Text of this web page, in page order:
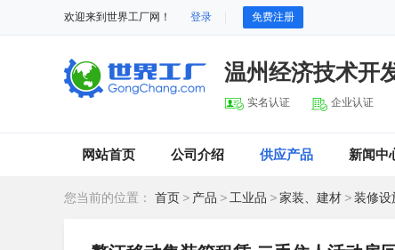
欢迎来到世界工厂网！ 登录 免费注册
温州经济技术开
实名认证 企业认证
网站首页 公司介绍 供应产品 新闻中
您当前的位置： 首页 > 产品 > 工业品 >家装、建材 >装修设